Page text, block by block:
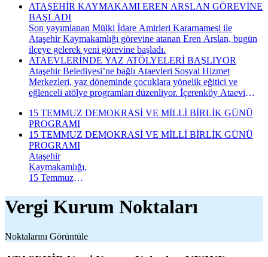
ATAŞEHİR KAYMAKAMI EREN ARSLAN GÖREVİNE
BAŞLADI
Son yayımlanan Mülki İdare Amirleri Kararnamesi ile
Ataşehir Kaymakamlığı görevine atanan Eren Arslan, bugün
ilçeye gelerek yeni görevine başladı.
ATAEVLERİNDE YAZ ATÖLYELERİ BAŞLIYOR
Ataşehir Belediyesi’ne bağlı Ataevleri Sosyal Hizmet
Merkezleri, yaz döneminde çocuklara yönelik eğitici ve
eğlenceli atölye programları düzenliyor. İçerenköy Ataevi
kapsamında çocuklar hem yeni beceriler kazanacak hem de
keyifli bir yaz dönemi geçirecek.
15 TEMMUZ DEMOKRASİ VE MİLLİ BİRLİK GÜNÜ
PROGRAMI
15 TEMMUZ DEMOKRASİ VE MİLLİ BİRLİK GÜNÜ
PROGRAMI
Ataşehir
Kaymakamlığı,
15 Temmuz
Millî Birlik
Günü
kapsamında
düzenlenecek
anma
programının
Vergi Kurum Noktaları
Noktalarını Görüntüle